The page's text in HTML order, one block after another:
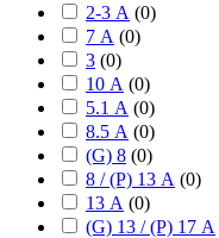
2-3 А (0)
7 А (0)
3 (0)
10 А (0)
5.1 А (0)
8.5 А (0)
(G) 8 (0)
8 / (P) 13 А (0)
13 А (0)
(G) 13 / (P) 17 А